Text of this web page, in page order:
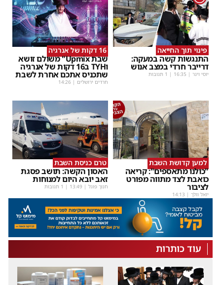
פינוי תוך החייאה
התנגשות קשה במעקה:
דרייבר חרדי במצב אנוש
יוסי וינר |
16:35 | 1 תגובות
16 דקות של אנרגיה
שבת Upmix" משולם זושא
וTYH ב16 דקות של אנרגיה
שתכניס אתכם אחרת לשבת
חרדים ירושלים |
14:26
למען קדושת השבת
"כולנו מתאספים": קריאה
כואבת לצד מתווה מפורט
לציבור
יואל וולך |
14:13
טרם כניסת השבת
האסון הקשה: תושב פסגת
זאב יובא היום למנוחות
חנוך פוגל |
13:49 | 1 תגובות
עוד כותרות